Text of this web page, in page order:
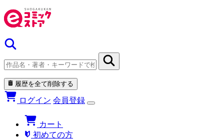
履歴を全て削除する
ログイン 会員登録
カート
初めての方